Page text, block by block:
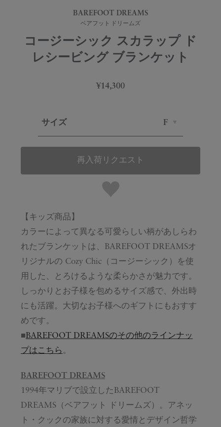
BAREFOOT DREAMS
ベアフット ドリームズ
コージーシック スカラップ ド
レシービング ブランケット
¥14,300
サイズ F
再入荷リクエスト
【キッズ商品】
カラーによって異なる可愛らしい柄があしらわ
れたブランケットは、BAREFOOT DREAMSオ
リジナルの Cozy Chic（コージーシック）を使
用した、とろけるような柔らかさが魅力です。
しっかりとお子様を包めるサイズ感で、外出時
にも活躍。大切なお子様へのギフトにもおすす
めです。
■BAREFOOT DREAMSのその他のラインナッ
プはこちら 。
BAREFOOT DREAMS
1994年マリブで設立したBAREFOOT
DREAMS（ベアフット ドリームズ）。アネッ
ト・クックの家族に対する愛情とデザイン哲学